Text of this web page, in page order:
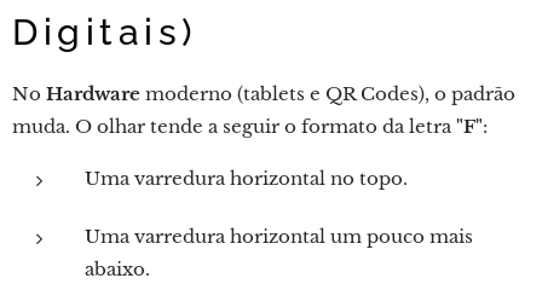
Digitais)
No Hardware moderno (tablets e QR Codes), o padrão
muda. O olhar tende a seguir o formato da letra"F":
Uma varredura horizontal no topo.
Uma varredura horizontal um pouco mais
abaixo.